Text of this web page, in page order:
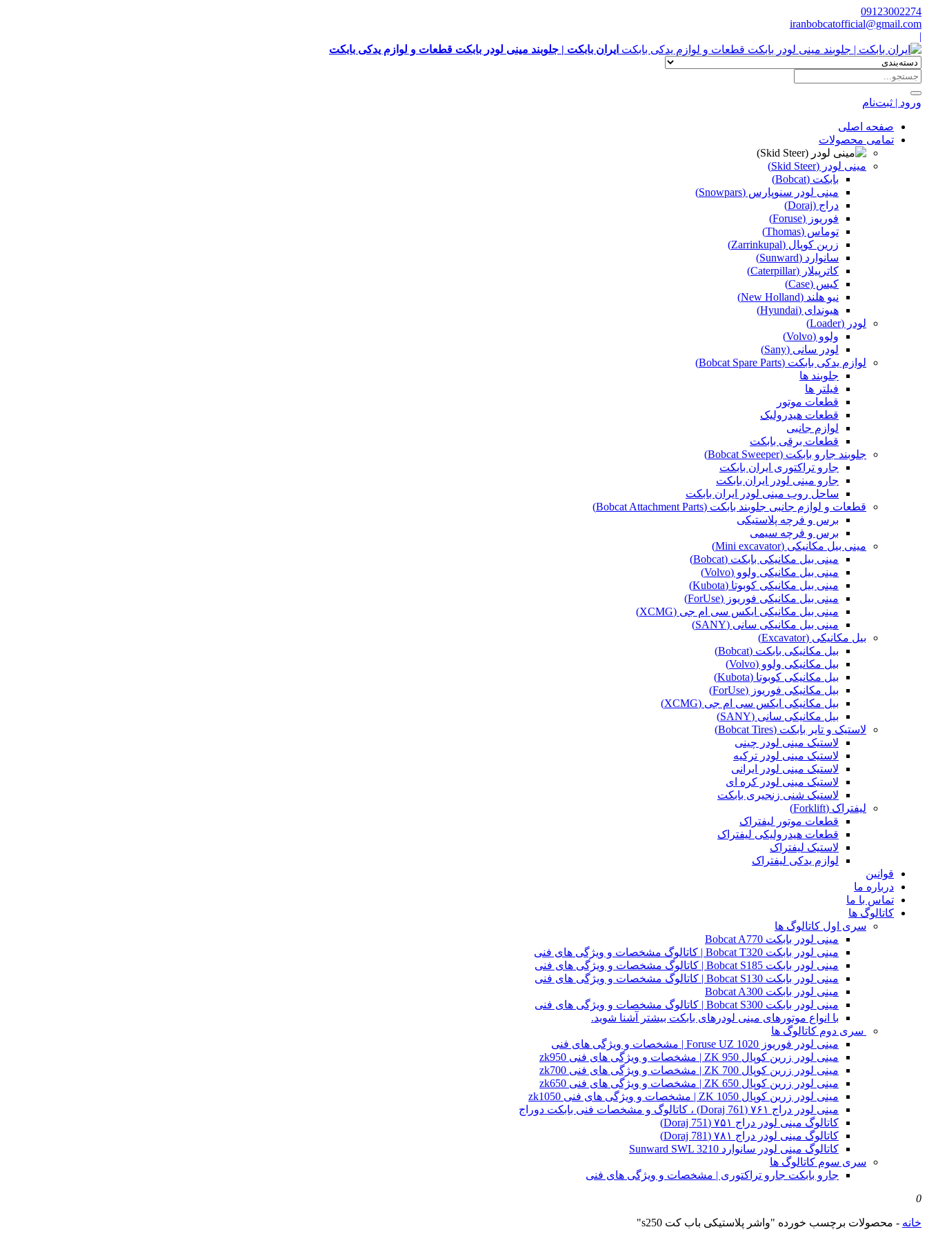
09123002274
iranbobcatofficial@gmail.com
|
ایران بابکت | جلوبند مینی لودر بابکت قطعات و لوازم یدکی بابکت
ورود | ثبت‌نام
صفحه اصلی
تمامی محصولات
مینی لودر (Skid Steer)
بابکت (Bobcat)
مینی لودر سنوپارس (Snowpars)
دراج (Doraj)
فوریوز (Foruse)
توماس (Thomas)
زرین کوپال (Zarrinkupal)
سانوارد (Sunward)
کاترپیلار (Caterpillar)
کیس (Case)
نیو هلند (New Holland)
هیوندای (Hyundai)
لودر (Loader)
ولوو (Volvo)
لودر سانی (Sany)
لوازم یدکی بابکت (Bobcat Spare Parts)
جلوبند ها
فیلتر ها
قطعات موتور
قطعات هیدرولیک
لوازم جانبی
قطعات برقی بابکت
جلوبند جارو بابکت (Bobcat Sweeper)
جارو تراکتوری ایران بابکت
جارو مینی لودر ایران بابکت
ساحل روب مینی لودر ایران بابکت
قطعات و لوازم جانبی جلوبند بابکت (Bobcat Attachment Parts)
برس و فرچه پلاستیکی
برس و فرچه سیمی
مینی بیل مکانیکی (Mini excavator)
مینی بیل مکانیکی بابکت (Bobcat)
مینی بیل مکانیکی ولوو (Volvo)
مینی بیل مکانیکی کوبوتا (Kubota)
مینی بیل مکانیکی فوریوز (ForUse)
مینی بیل مکانیکی ایکس سی ام جی (XCMG)
مینی بیل مکانیکی سانی (SANY)
بیل مکانیکی (Excavator)
بیل مکانیکی بابکت (Bobcat)
بیل مکانیکی ولوو (Volvo)
بیل مکانیکی کوبوتا (Kubota)
بیل مکانیکی فوریوز (ForUse)
بیل مکانیکی ایکس سی ام جی (XCMG)
بیل مکانیکی سانی (SANY)
لاستیک و تایر بابکت (Bobcat Tires)
لاستیک مینی لودر چینی
لاستیک مینی لودر ترکیه
لاستیک مینی لودر ایرانی
لاستیک مینی لودر کره ای
لاستیک شنی زنجیری بابکت
لیفتراک (Forklift)
قطعات موتور لیفتراک
قطعات هیدرولیکی لیفتراک
لاستیک لیفتراک
لوازم یدکی لیفتراک
قوانین
درباره ما
تماس با ما
کاتالوگ ها
سری اول کاتالوگ ها
مینی لودر بابکت Bobcat A770
مینی لودر بابکت Bobcat T320 | کاتالوگ مشخصات و ویژگی های فنی
مینی لودر بابکت Bobcat S185 | کاتالوگ مشخصات و ویژگی های فنی
مینی لودر بابکت Bobcat S130 | کاتالوگ مشخصات و ویژگی های فنی
مینی لودر بابکت Bobcat A300
مینی لودر بابکت Bobcat S300 | کاتالوگ مشخصات و ویژگی های فنی
با انواع موتورهای مینی لودرهای بابکت بیشتر آشنا شوید.
سری دوم کاتالوگ ها
مینی لودر فوریوز Foruse UZ 1020 | مشخصات و ویژگی های فنی
مینی لودر زرین کوپال ZK 950 | مشخصات و ویژگی های فنی zk950
مینی لودر زرین کوپال ZK 700 | مشخصات و ویژگی های فنی zk700
مینی لودر زرین کوپال ZK 650 | مشخصات و ویژگی های فنی zk650
مینی لودر زرین کوپال ZK 1050 | مشخصات و ویژگی های فنی zk1050
مینی لودر دراج ۷۶۱ (Doraj 761) ، کاتالوگ و مشخصات فنی بابکت دوراج
کاتالوگ مینی لودر دراج ۷۵۱ (Doraj 751)
کاتالوگ مینی لودر دراج ۷۸۱ (Doraj 781)
کاتالوگ مینی لودر سانوارد Sunward SWL 3210
سری سوم کاتالوگ ها
جارو بابکت جارو تراکتوری | مشخصات و ویژگی های فنی
0
خانه - محصولات برچسب خورده "واشر پلاستیکی باب کت s250"